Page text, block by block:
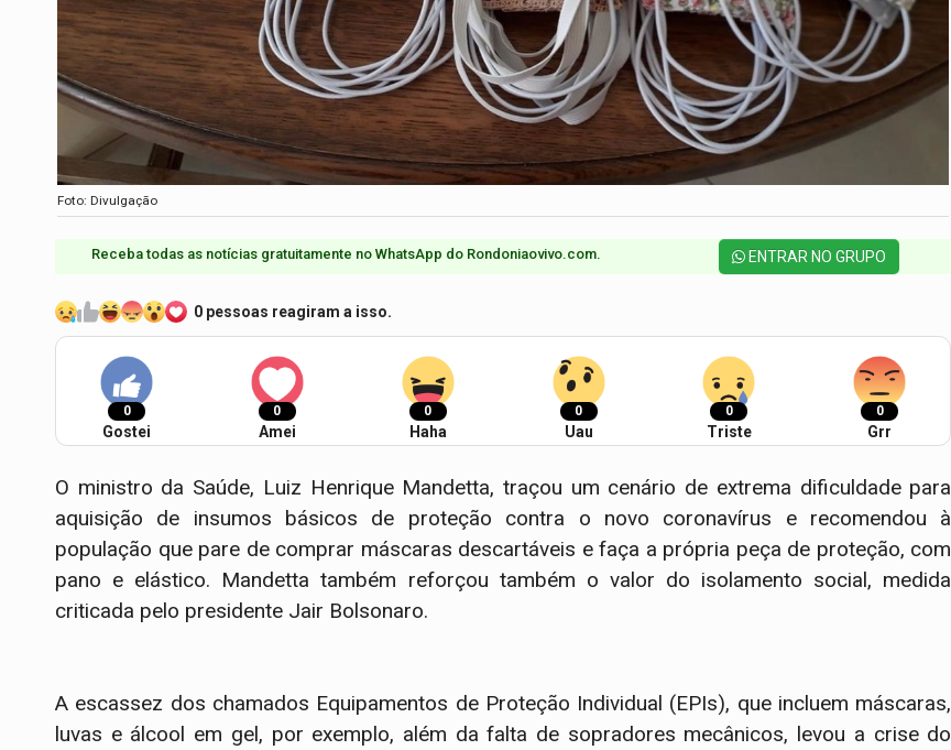
Foto: Divulgação
Receba todas as notícias gratuitamente no WhatsApp do Rondoniaovivo.com.​ ENTRAR NO GRUPO
0 pessoas reagiram a isso.
0
Gostei
0
Amei
0
Haha
0
Uau
0
Triste
0
Grr
O ministro da Saúde, Luiz Henrique Mandetta, traçou um cenário de extrema dificuldade para
aquisição de insumos básicos de proteção contra o novo coronavírus e recomendou à
população que pare de comprar máscaras descartáveis e faça a própria peça de proteção, com
pano e elástico. Mandetta também reforçou também o valor do isolamento social, medida
criticada pelo presidente Jair Bolsonaro.
A escassez dos chamados Equipamentos de Proteção Individual (EPIs), que incluem máscaras,
luvas e álcool em gel, por exemplo, além da falta de sopradores mecânicos, levou a crise do